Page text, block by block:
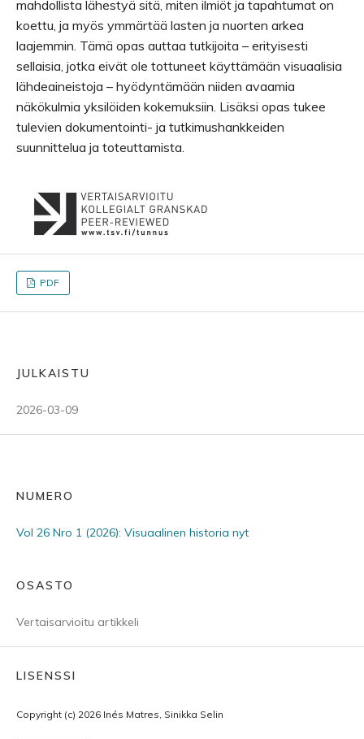
mahdollista lähestyä sitä, miten ilmiöt ja tapahtumat on
koettu, ja myös ymmärtää lasten ja nuorten arkea
laajemmin. Tämä opas auttaa tutkijoita – erityisesti
sellaisia, jotka eivät ole tottuneet käyttämään visuaalisia
lähdeaineistoja – hyödyntämään niiden avaamia
näkökulmia yksilöiden kokemuksiin. Lisäksi opas tukee
tulevien dokumentointi- ja tutkimushankkeiden
suunnittelua ja toteuttamista.
PDF
JULKAISTU
2026-03-09
NUMERO
Vol 26 Nro 1 (2026): Visuaalinen historia nyt
OSASTO
Vertaisarvioitu artikkeli
LISENSSI
Copyright (c) 2026 Inés Matres, Sinikka Selin